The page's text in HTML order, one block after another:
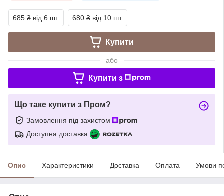
685 ₴ від 6 шт. 680 ₴ від 10 шт.
Купити
або
Купити з
Що таке купити з Пром?
Замовлення під захистом
Доступна доставка
Опис Характеристики Доставка Оплата Умови